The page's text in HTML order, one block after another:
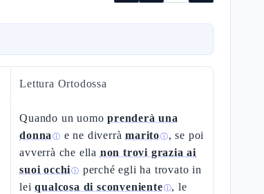
Lettura Ortodossa
Quando un uomoprenderà una
donna ⓘ e ne diverràmaritoⓘ, se poi
avverrà che ella non trovi grazia ai
suoi occhiⓘ perché egli ha trovato in
leiqualcosa di sconvenienteⓘ, le